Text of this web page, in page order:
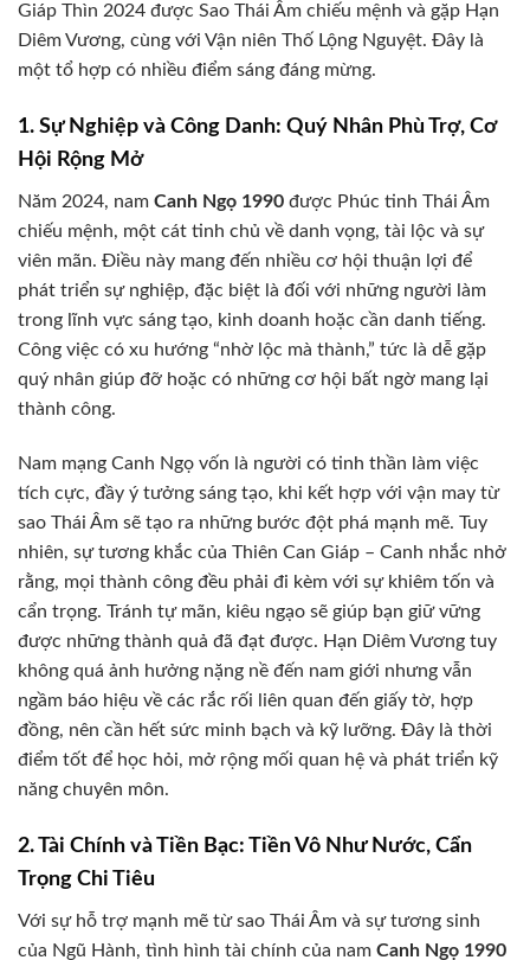
Giáp Thìn 2024 được Sao Thái Âm chiếu mệnh và gặp Hạn
Diêm Vương, cùng với Vận niên Thố Lộng Nguyệt. Đây là
một tổ hợp có nhiều điểm sáng đáng mừng.
1. Sự Nghiệp và Công Danh: Quý Nhân Phù Trợ, Cơ
Hội Rộng Mở
Năm 2024, nam Canh Ngọ 1990 được Phúc tinh Thái Âm
chiếu mệnh, một cát tinh chủ về danh vọng, tài lộc và sự
viên mãn. Điều này mang đến nhiều cơ hội thuận lợi để
phát triển sự nghiệp, đặc biệt là đối với những người làm
trong lĩnh vực sáng tạo, kinh doanh hoặc cần danh tiếng.
Công việc có xu hướng “nhờ lộc mà thành,” tức là dễ gặp
quý nhân giúp đỡ hoặc có những cơ hội bất ngờ mang lại
thành công.
Nam mạng Canh Ngọ vốn là người có tinh thần làm việc
tích cực, đầy ý tưởng sáng tạo, khi kết hợp với vận may từ
sao Thái Âm sẽ tạo ra những bước đột phá mạnh mẽ. Tuy
nhiên, sự tương khắc của Thiên Can Giáp – Canh nhắc nhở
rằng, mọi thành công đều phải đi kèm với sự khiêm tốn và
cẩn trọng. Tránh tự mãn, kiêu ngạo sẽ giúp bạn giữ vững
được những thành quả đã đạt được. Hạn Diêm Vương tuy
không quá ảnh hưởng nặng nề đến nam giới nhưng vẫn
ngầm báo hiệu về các rắc rối liên quan đến giấy tờ, hợp
đồng, nên cần hết sức minh bạch và kỹ lưỡng. Đây là thời
điểm tốt để học hỏi, mở rộng mối quan hệ và phát triển kỹ
năng chuyên môn.
2. Tài Chính và Tiền Bạc: Tiền Vô Như Nước, Cẩn
Trọng Chi Tiêu
Với sự hỗ trợ mạnh mẽ từ sao Thái Âm và sự tương sinh
của Ngũ Hành, tình hình tài chính của nam Canh Ngọ 1990